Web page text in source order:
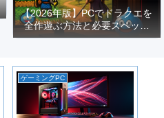
【2026年版】PCでドラクエを
全作遊ぶ方法と必要スペック
｜FF14勢がまとめてみた
ゲーミングPC